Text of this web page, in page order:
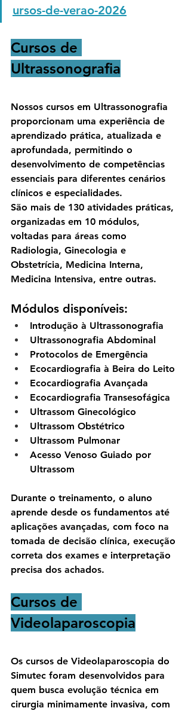
ursos-de-verao-2026
Cursos de
Ultrassonografia
Nossos cursos em Ultrassonografia
proporcionam uma experiência de
aprendizado prática, atualizada e
aprofundada, permitindo o
desenvolvimento de competências
essenciais para diferentes cenários
clínicos e especialidades.
São mais de 130 atividades práticas,
organizadas em 10 módulos,
voltadas para áreas como
Radiologia, Ginecologia e
Obstetrícia, Medicina Interna,
Medicina Intensiva, entre outras.
Módulos disponíveis:
Introdução à Ultrassonografia
Ultrassonografia Abdominal
Protocolos de Emergência
Ecocardiografia à Beira do Leito
Ecocardiografia Avançada
Ecocardiografia Transesofágica
Ultrassom Ginecológico
Ultrassom Obstétrico
Ultrassom Pulmonar
Acesso Venoso Guiado por
Ultrassom
Durante o treinamento, o aluno
aprende desde os fundamentos até
aplicações avançadas, com foco na
tomada de decisão clínica, execução
correta dos exames e interpretação
precisa dos achados.
Cursos de
Videolaparoscopia
Os cursos de Videolaparoscopia do
Simutec foram desenvolvidos para
quem busca evolução técnica em
cirurgia minimamente invasiva, com